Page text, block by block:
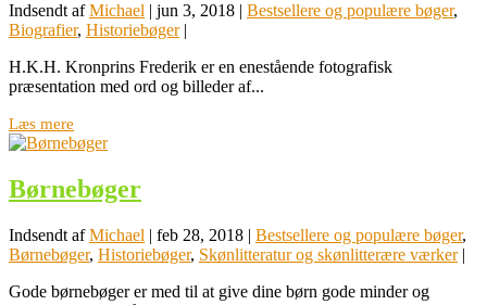
Indsendt afMichael | jun 3, 2018 | Bestsellere og populære bøger,
Biografier, Historiebøger|
H.K.H. Kronprins Frederik er en enestående fotografisk
præsentation med ord og billeder af...
Læs mere
Børnebøger
Indsendt afMichael | feb 28, 2018 | Bestsellere og populære bøger,
Børnebøger, Historiebøger, Skønlitteratur og skønlitterære værker|
Gode børnebøger er med til at give dine børn gode minder og